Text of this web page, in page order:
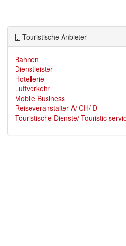
Touristische Anbieter
Bahnen
Dienstleister
Hotellerie
Luftverkehr
Mobile Business
Reiseveranstalter A/ CH/ D
Touristische Dienste/ Touristic